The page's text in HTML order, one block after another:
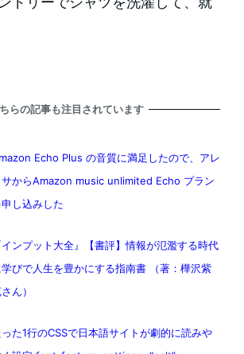
らの記事も注目されています
Echo Plus の音質に満足したので、アレ
サからAmazon music unlimited Echo プラン
申し込みした
インプット大全』【書評】情報が氾濫する時代
学びで人生を豊かにする指南書 （著：樺沢紫
ん）
った1行のCSSで日本語サイトが劇的に読みや